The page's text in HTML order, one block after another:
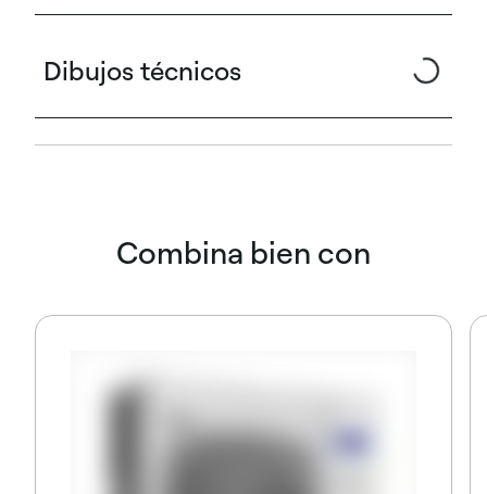
Dibujos técnicos
Combina bien con